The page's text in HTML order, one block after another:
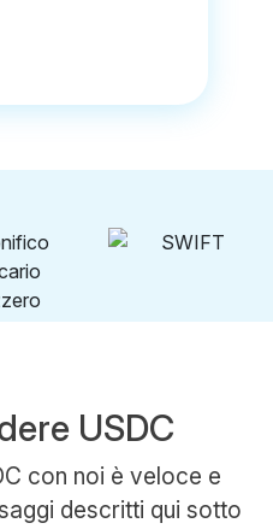
USDC
con noi è veloce e
descritti qui sotto